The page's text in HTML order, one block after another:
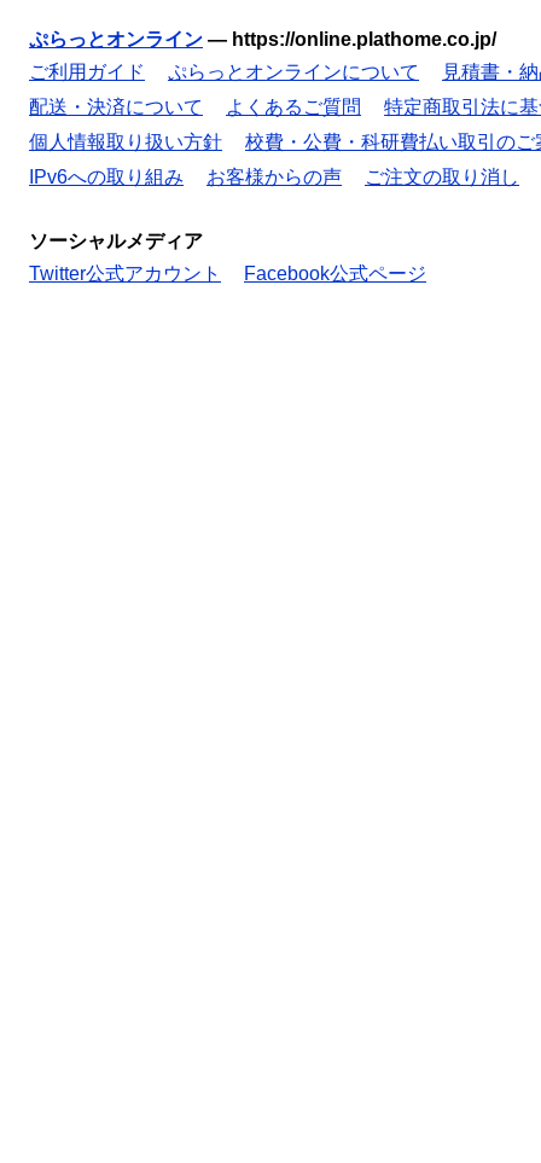
ぷらっとオンライン — https://online.plathome.co.jp/
ご利用ガイド
ぷらっとオンラインについて
見積書・
配送・決済について
よくあるご質問
特定商取引法に
個人情報取り扱い方針
校費・公費・科研費払い取引のご
IPv6への取り組み
お客様からの声 ご注文の取り消し
ソーシャルメディア
Twitter公式アカウント
Facebook公式ページ